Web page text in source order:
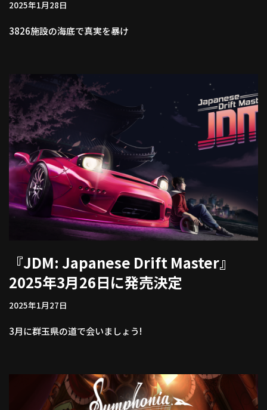
2025年1月28日
3826施設の海底で真実を暴け
『JDM: Japanese Drift Master』
2025年3月26日に発売決定
2025年1月27日
3月に群玉県の道で会いましょう!